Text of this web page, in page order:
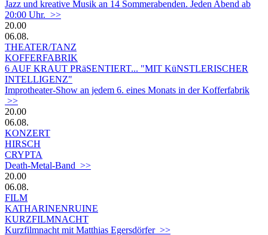
Jazz und kreative Musik an 14 Sommerabenden. Jeden Abend ab
20:00 Uhr. >>
20.00
06.08.
THEATER/TANZ
KOFFERFABRIK
6 AUF KRAUT PRäSENTIERT... "MIT KüNSTLERISCHER
INTELLIGENZ"
Improtheater-Show an jedem 6. eines Monats in der Kofferfabrik
>>
20.00
06.08.
KONZERT
HIRSCH
CRYPTA
Death-Metal-Band >>
20.00
06.08.
FILM
KATHARINENRUINE
KURZFILMNACHT
Kurzfilmnacht mit Matthias Egersdörfer >>